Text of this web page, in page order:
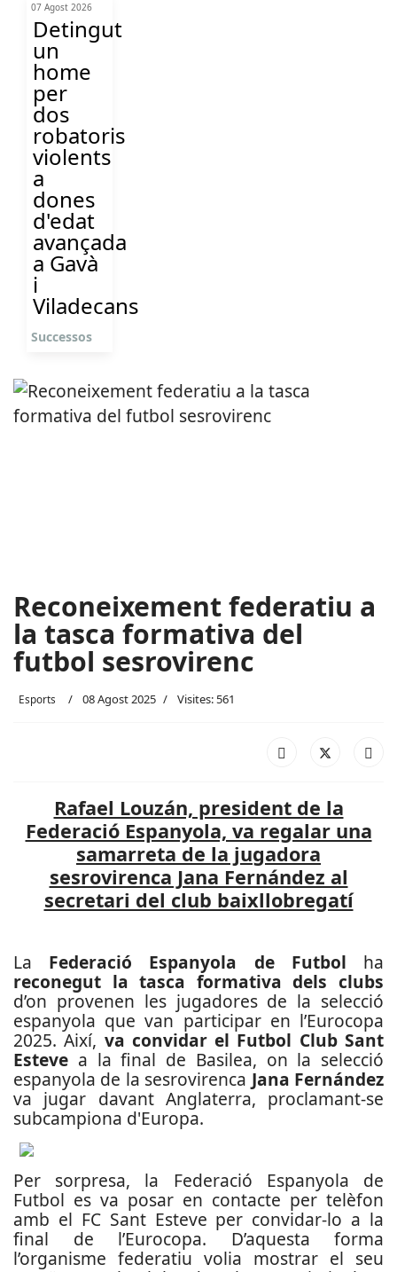
07 Agost 2026
Detingut
un
home
per
dos
robatoris
violents
a
dones
d'edat
avançada
a Gavà
i
Viladecans
Successos
Reconeixement federatiu a
la tasca formativa del
futbol sesrovirenc
Esports 08 Agost 2025 Visites: 561
Rafael Louzán, president de la
Federació Espanyola, va regalar una
samarreta de la jugadora
sesrovirenca Jana Fernández al
secretari del club baixllobregatí
La Federació Espanyola de Futbol ha
reconegut la tasca formativa dels clubs
d’on provenen les jugadores de la selecció
espanyola que van participar en l’Eurocopa
2025. Així, va convidar el Futbol Club Sant
Esteve a la final de Basilea, on la selecció
espanyola de la sesrovirenca Jana Fernández
va jugar davant Anglaterra, proclamant-se
subcampiona d'Europa.
Per sorpresa, la Federació Espanyola de
Futbol es va posar en contacte per telèfon
amb el FC Sant Esteve per convidar-lo a la
final de l’Eurocopa. D’aquesta forma
l’organisme federatiu volia mostrar el seu